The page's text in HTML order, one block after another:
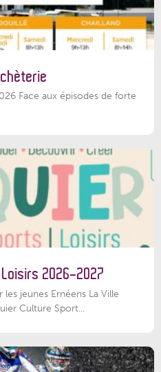
Face aux épisodes de forte
2026-2027
jeunes Ernéens La Ville
Culture Sport...